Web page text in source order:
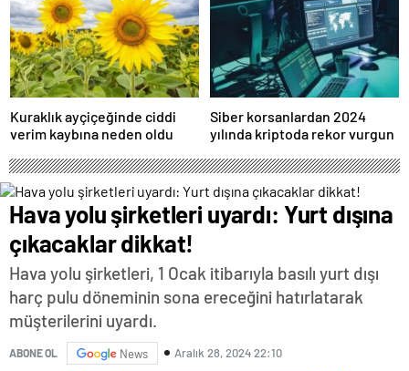
Kuraklık ayçiçeğinde ciddi
verim kaybına neden oldu
Siber korsanlardan 2024
yılında kriptoda rekor vurgun
Hava yolu şirketleri uyardı: Yurt dışına
çıkacaklar dikkat!
Hava yolu şirketleri, 1 Ocak itibarıyla basılı yurt dışı
harç pulu döneminin sona ereceğini hatırlatarak
müşterilerini uyardı.
ABONE OL News Aralık 28, 2024 22:10